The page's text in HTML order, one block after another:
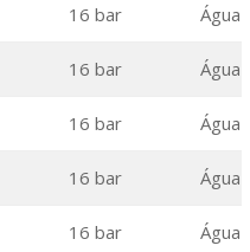
16 bar Água
16 bar Água
16 bar Água
16 bar Água
16 bar Água